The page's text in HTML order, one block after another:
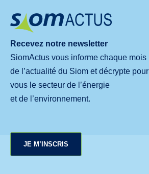
Recevez notre newsletter
SiomActus vous informe chaque mois
de l’actualité du Siom et décrypte pour
vous le secteur de l’énergie
et de l’environnement.
JE M’INSCRIS